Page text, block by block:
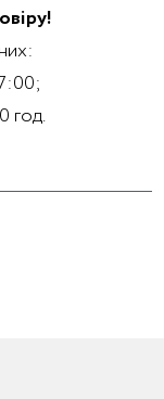
год.